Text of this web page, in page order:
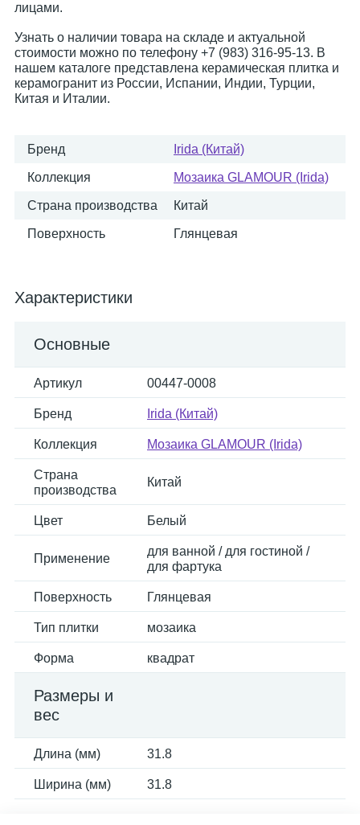
лицами.
Узнать о наличии товара на складе и актуальной
стоимости можно по телефону +7 (983) 316-95-13. В
нашем каталоге представлена керамическая плитка и
керамогранит из России, Испании, Индии, Турции,
Китая и Италии.
Бренд Irida (Китай)
Коллекция Мозаика GLAMOUR (Irida)
Страна производства Китай
Поверхность Глянцевая
Характеристики
Основные
Артикул 00447-0008
Бренд Irida (Китай)
Коллекция Мозаика GLAMOUR (Irida)
Страна
производства
Китай
Цвет Белый
Применение
для ванной / для гостиной /
для фартука
Поверхность Глянцевая
Тип плитки мозаика
Форма квадрат
Размеры и
вес
Длина (мм) 31.8
Ширина (мм) 31.8